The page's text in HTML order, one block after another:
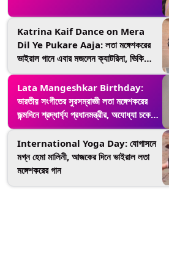
Katrina Kaif Dance on Mera
Dil Ye Pukare Aaja: লতা মঙ্গেশকরের
ভাইরাল গানে এবার মজলেন ক্যাটরিনা, ভিকি
পত্নীর নাচ দেখে ঘাম ছুটছে নেটবাসীর
Lata Mangeshkar Birthday:
ভারতীয় সংগীতের সুরসম্রাজ্ঞী লতা মঙ্গেশকরের
জন্মদিনে শ্রদ্ধার্ঘ্য প্রধানমন্ত্রীর, অযোধ্যা চকের
নতুন নামকরণ করলেন 'লতাদিদির'নামে
International Yoga Day: যোগাসনে
মগ্ন হেমা মালিনী, আজকের দিনে ভাইরাল লতা
মঙ্গেশকরের গান